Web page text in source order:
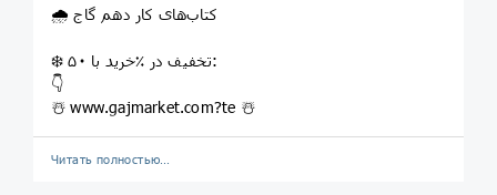
🌧 کتاب‌های کار دهم گاج
❄️ خرید با ۵۰‎٪ تخفیف در:
👇
☃️ www.gajmarket.com?te ☃️
Читать полностью…